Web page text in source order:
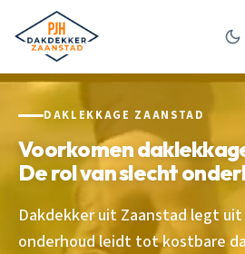
DAKLEKKAGE ZAANSTAD
Voorkomen
De rol van slecht
Dakdekker uit Zaanstad legt
onderhoud leidt tot kostbare